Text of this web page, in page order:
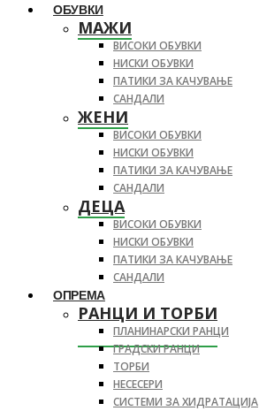
ОБУВКИ
МАЖИ
ВИСОКИ ОБУВКИ
НИСКИ ОБУВКИ
ПАТИКИ ЗА КАЧУВАЊЕ
САНДАЛИ
ЖЕНИ
ВИСОКИ ОБУВКИ
НИСКИ ОБУВКИ
ПАТИКИ ЗА КАЧУВАЊЕ
САНДАЛИ
ДЕЦА
ВИСОКИ ОБУВКИ
НИСКИ ОБУВКИ
ПАТИКИ ЗА КАЧУВАЊЕ
САНДАЛИ
ОПРЕМА
РАНЦИ И ТОРБИ
ПЛАНИНАРСКИ РАНЦИ
ГРАДСКИ РАНЦИ
ТОРБИ
НЕСЕСЕРИ
СИСТЕМИ ЗА ХИДРАТАЦИЈА